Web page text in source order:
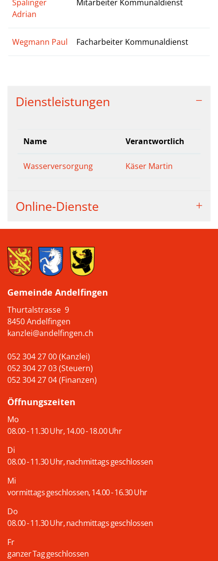
Spalinger
Adrian
Mitarbeiter Kommunaldienst
Wegmann Paul Facharbeiter Kommunaldienst
Dienstleistungen
Name Verantwortlich
Wasserversorgung Käser Martin
Online-Dienste
Gemeinde Andelfingen
Thurtalstrasse 9
8450 Andelfingen
kanzlei@andelfingen.ch
052 304 27 00 (Kanzlei)
052 304 27 03 (Steuern)
052 304 27 04 (Finanzen)
Öffnungszeiten
Mo
08.00 - 11.30 Uhr, 14.00 - 18.00 Uhr
Di
08.00 - 11.30 Uhr, nachmittags geschlossen
Mi
vormittags geschlossen, 14.00 - 16.30 Uhr
Do
08.00 - 11.30 Uhr, nachmittags geschlossen
Fr
ganzer Tag geschlossen